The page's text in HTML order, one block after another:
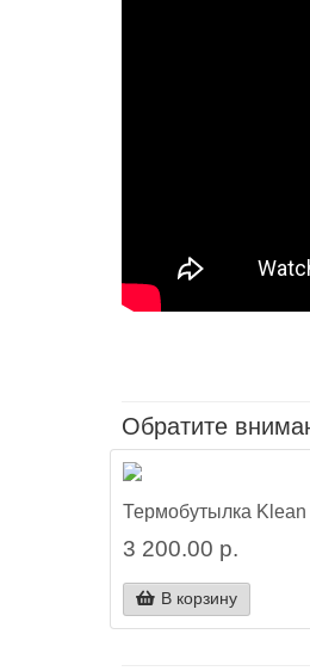
Обратите
Термобутылка
3 200.00 р.
В корзину